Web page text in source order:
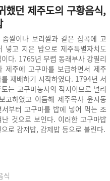
했던 제주도의 구황음식,
좁쌀이나 보리쌀과 같은 잡곡에 고
넣고 지은 밥으로 제주특별자치도
다. 1765년 무렵 동래부사 강필리
제주에 고구마를 보급하면서 제주
재배하기 시작하였다. 1794년 서
는 고구마농사의 적지이므로 널리
고하였고 이듬해 제주목사 윤시동
서부터 고구마를 밥에 넣어 먹는 조
난 것으로 보인다. 이러한 고구마밥
로 감저밥, 감제밥 등으로 불린다.
식